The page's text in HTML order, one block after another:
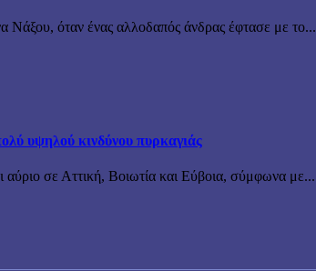
Νάξου, όταν ένας αλλοδαπός άνδρας έφτασε με το...
υψηλού κινδύνου πυρκαγιάς
αύριο σε Αττική, Βοιωτία και Εύβοια, σύμφωνα με...